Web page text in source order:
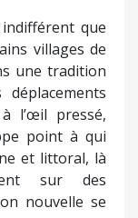
que
villages de
une tradition
l’œil pressé,
point à qui
et littoral, là
sur des
nouvelle se